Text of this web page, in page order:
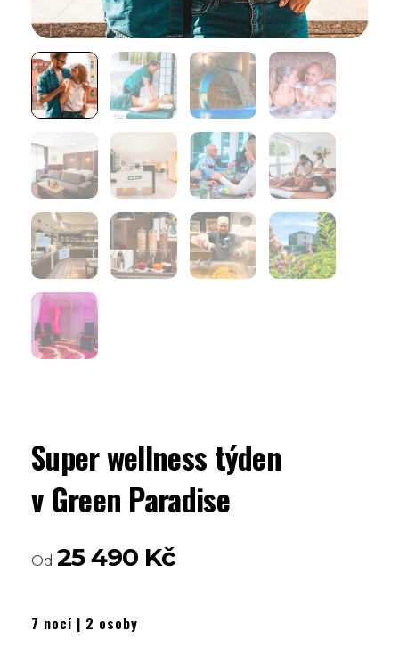
Super wellness týden
v Green Paradise
Od 25 490 Kč
7 nocí | 2 osoby